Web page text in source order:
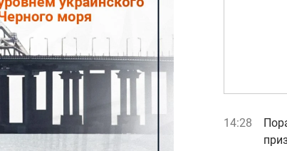
14:28